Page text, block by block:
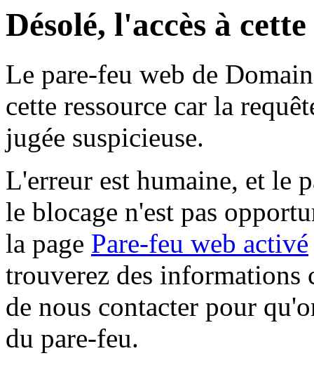
Désolé, l'accès à
Le pare-feu web de
cette ressource car la
jugée suspicieuse.
L'erreur est humaine, et le
le blocage n'est pas
la page Pare-feu web activé
trouverez des informations
de nous contacter pour
du pare-feu.